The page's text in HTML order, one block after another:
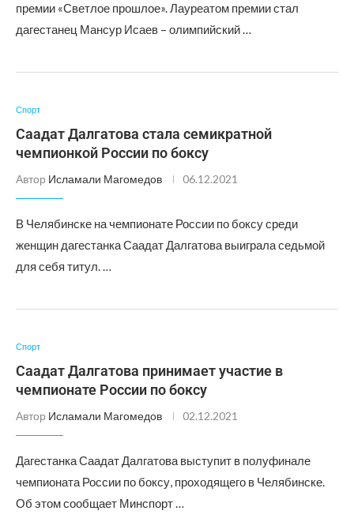
премии «Светлое прошлое». Лауреатом премии стал
дагестанец Мансур Исаев – олимпийский …
Спорт
Саадат Далгатова стала семикратной
чемпионкой России по боксу
Автор Исламали Магомедов 06.12.2021
В Челябинске на чемпионате России по боксу среди
женщин дагестанка Саадат Далгатова выиграла седьмой
для себя титул. …
Спорт
Саадат Далгатова принимает участие в
чемпионате России по боксу
Автор Исламали Магомедов 02.12.2021
Дагестанка Саадат Далгатова выступит в полуфинале
чемпионата России по боксу, проходящего в Челябинске.
Об этом сообщает Минспорт …